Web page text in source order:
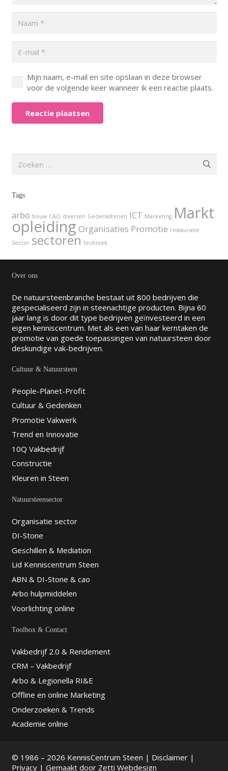
Mijn naam, e-mail en site opslaan in deze browser
voor de volgende keer wanneer ik een reactie plaats.
Reactie plaatsen
naar:
Tags
arbo bouw CAO diversen Gedenkstenen ICT Marketing Markt
opleiding Organisaties Promotie restauratie
Sector sectoren techniek
Over ons
De natuursteenbranche bestaat uit 800 bedrijven die
gespecialiseerd zijn in steenachtige producten. Bijna 60
jaar lang is door dit type bedrijven geïnvesteerd in een
eigen kenniscentrum. Met als een van haar kerntaken de
promotie van goede toepassingen van natuursteen door
deskundige vak-bedrijven.
Cultuur & Natuursteen
People-Planet-Profit
Cultuur & Gedenken
Promotie Vakwerk
Trend en Innovatie
10Q Vakbedrijf
Constructie
Kleuren in Steen
Natuursteensector
Organisatie sector
DI-Stone
Geschillen & Mediation
Lid Kenniscentrum Steen
ABN & DI-Stone & cao
Arbo hulpmiddelen
Voorlichting online
Toolbox & Contact
Vakbedrijf 2.0 & Rendement
CRM – Vakbedrijf
Arbo & Legionella RI&E
Offline en online Marketing
Onderzoeken & Trends
Academie online
© 1986 – 2026 KennisCentrum Steen | Disclaimer|
Privacy| Gemaakt door Zetti Webdesign